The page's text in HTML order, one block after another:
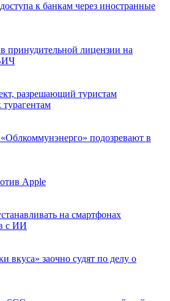
к банкам через иностранные
принудительной лицензии на
разрешающий туристам
турагентам
подозревают в
Apple
на смартфонах
с ИИ
вкуса» заочно судят по делу о